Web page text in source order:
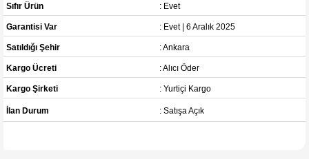
Sıfır Ürün : Evet
Garantisi Var : Evet | 6 Aralık 2025
Satıldığı Şehir : Ankara
Kargo Ücreti : Alıcı Öder
Kargo Şirketi : Yurtiçi Kargo
İlan Durum : Satışa Açık